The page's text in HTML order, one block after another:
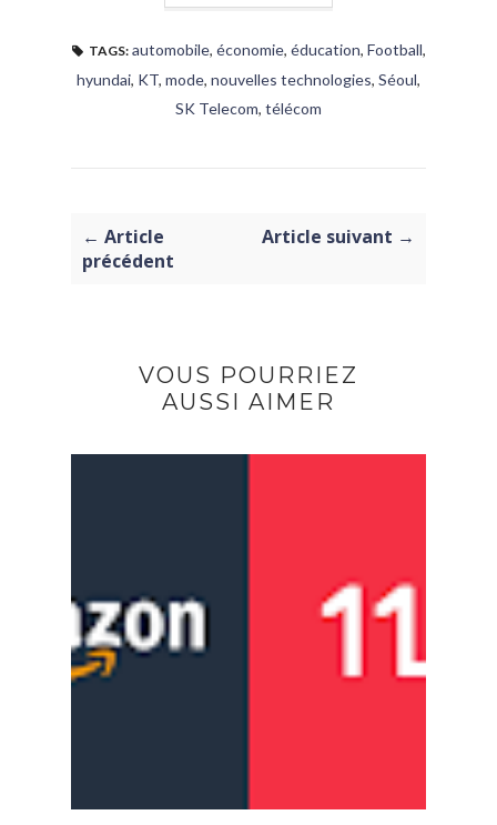
TAGS: automobile, économie, éducation, Football,
hyundai, KT, mode, nouvelles technologies, Séoul,
SK Telecom, télécom
← Article
précédent
Article suivant →
VOUS POURRIEZ
AUSSI AIMER